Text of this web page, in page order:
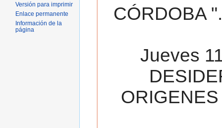
CÓRDOBA
Jueves
Versión para imprimir
Enlace permanente
Información de la
página